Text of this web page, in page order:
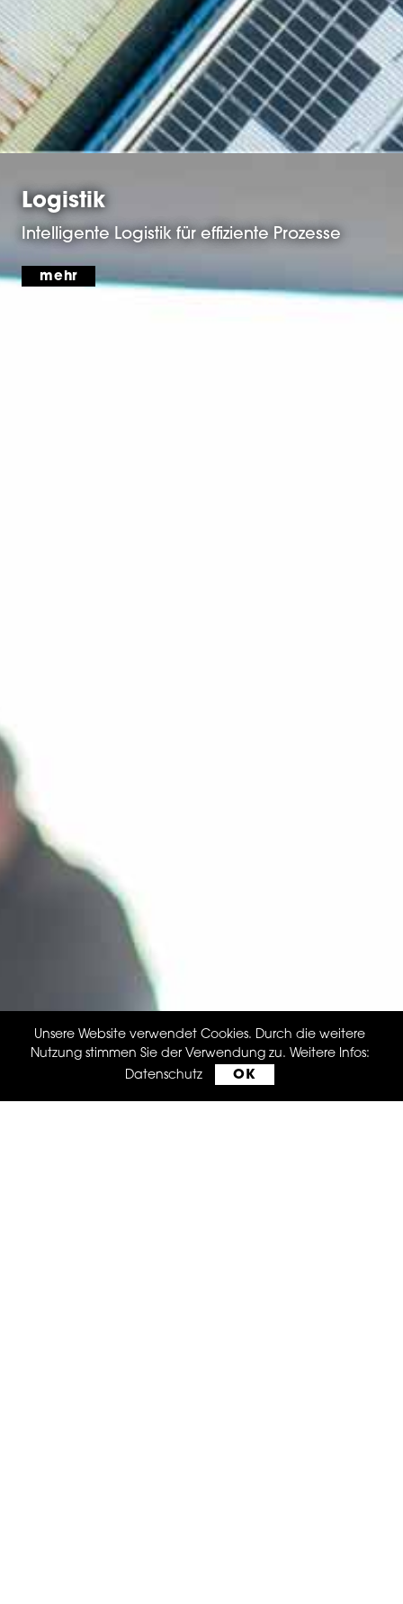
Logistik
Intelligente Logistik für effiziente Prozesse
mehr
Unsere Website verwendet Cookies. Durch die weitere
Nutzung stimmen Sie der Verwendung zu. Weitere Infos:
Datenschutz
OK